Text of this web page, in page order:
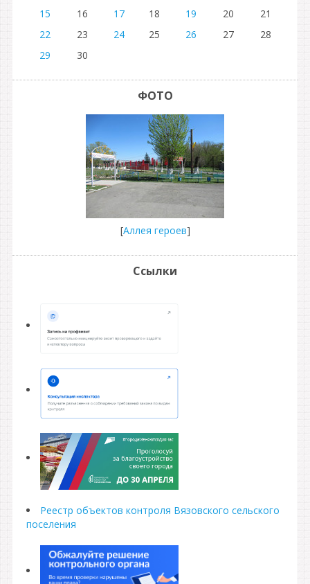
15
16 17 18 19 20
21
22
23 24 25 26 27
28
29
30
ФОТО
[Аллея героев]
Ссылки
Реестр объектов контроля Вязовского сельского
поселения